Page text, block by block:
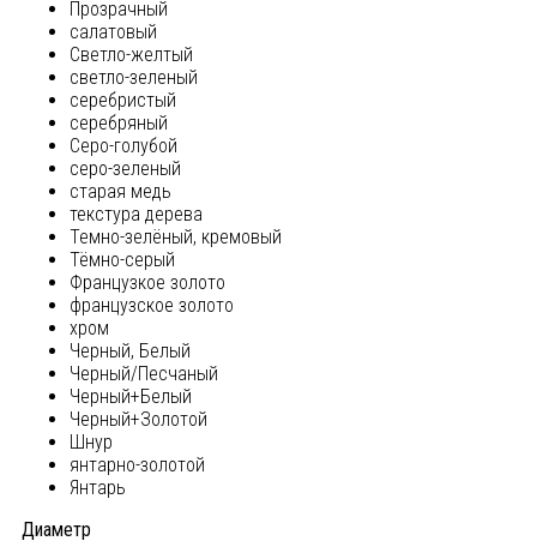
Прозрачный
салатовый
Светло-желтый
светло-зеленый
серебристый
серебряный
Серо-голубой
серо-зеленый
старая медь
текстура дерева
Темно-зелёный, кремовый
Тёмно-серый
Французкое золото
французское золото
хром
Черный, Белый
Черный/Песчаный
Черный+Белый
Черный+Золотой
Шнур
янтарно-золотой
Янтарь
Диаметр